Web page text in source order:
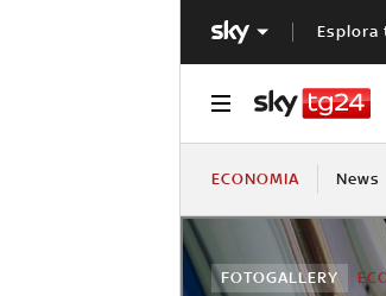
ECONOMIA News
FOTOGALLERY